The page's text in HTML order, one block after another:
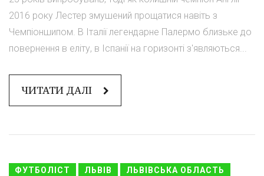
2016 року Лестер змушений прощатися навіть з
Чемпіоншипом. В Італії легендарне Палермо близьке до
повернення в еліту, в Іспанії на горизонті з'являються...
ЧИТАТИ ДАЛІ
ФУТБОЛІСТ ЛЬВІВ ЛЬВІВСЬКА ОБЛАСТЬ